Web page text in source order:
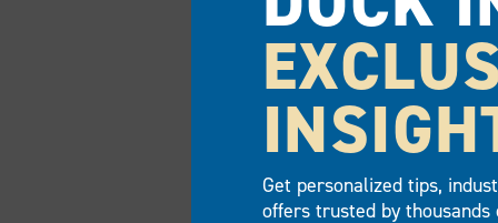
Get personalized tips,
offers trusted by